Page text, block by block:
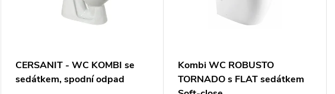
CERSANIT - WC KOMBI se
sedátkem, spodní odpad
Kombi WC ROBUSTO
TORNADO s FLAT sedátkem